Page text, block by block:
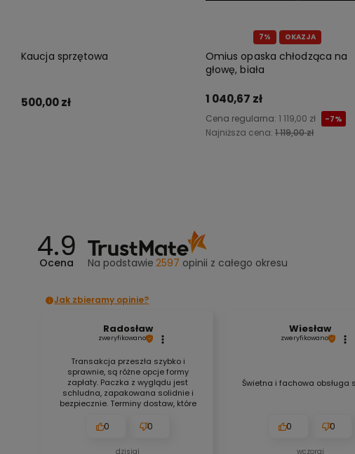
Kaucja sprzętowa
500,00 zł
7% OKAZJA
Omius opaska chłodząca na
głowę, biała
1 040,67 zł
Cena regularna: 1 119,00 zł -7%
Najniższa cena: 1 119,00 zł
4.9
Ocena Na podstawie 2597 opinii z całego okresu
Jak zbieramy opinie?
Radosław
zweryfikowano
Transakcja przeszła szybko i
sprawnie, są różne opcje formy
zapłaty. Paczka z wyglądu jest
schludna, zapakowana solidnie i
bezpiecznie. Terminy dostaw, które
internetowej, są zawsze aktualne,
zawiodłem, wyjątkowo rzetelna
0 0
dzisiaj
Wiesław
zweryfikowano
Świetna i fachowa obsługa
0 0
wczoraj